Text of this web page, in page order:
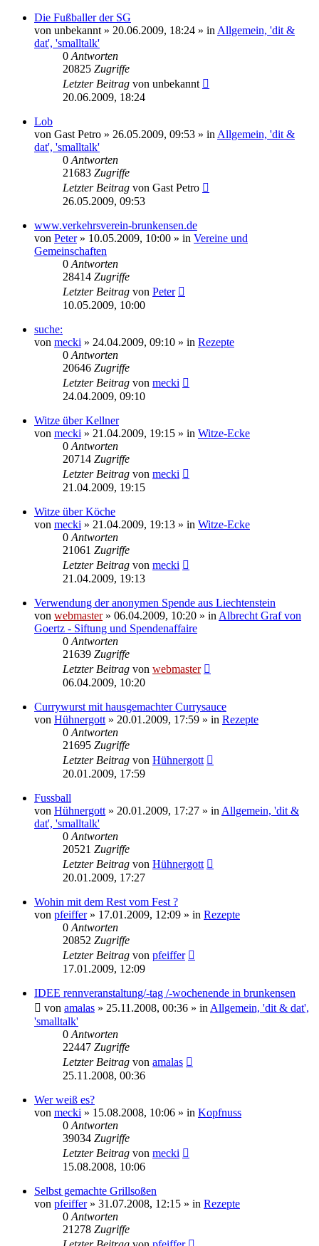
Die Fußballer der SG
von unbekannt » 20.06.2009, 18:24 » in Allgemein, 'dit &
dat', 'smalltalk'
0 Antworten
20825 Zugriffe
Letzter Beitrag von unbekannt
20.06.2009, 18:24
Lob
von Gast Petro » 26.05.2009, 09:53 » in Allgemein, 'dit &
dat', 'smalltalk'
0 Antworten
21683 Zugriffe
Letzter Beitrag von Gast Petro
26.05.2009, 09:53
www.verkehrsverein-brunkensen.de
von Peter» 10.05.2009, 10:00 » in Vereine und
Gemeinschaften
0 Antworten
28414 Zugriffe
Letzter Beitrag von Peter
10.05.2009, 10:00
suche:
von mecki » 24.04.2009, 09:10 » in Rezepte
0 Antworten
20646 Zugriffe
Letzter Beitrag von mecki
24.04.2009, 09:10
Witze über Kellner
von mecki » 21.04.2009, 19:15 » in Witze-Ecke
0 Antworten
20714 Zugriffe
Letzter Beitrag von mecki
21.04.2009, 19:15
Witze über Köche
von mecki » 21.04.2009, 19:13 » in Witze-Ecke
0 Antworten
21061 Zugriffe
Letzter Beitrag von mecki
21.04.2009, 19:13
Verwendung der anonymen Spende aus Liechtenstein
von webmaster» 06.04.2009, 10:20 » in Albrecht Graf von
Goertz - Siftung und Spendenaffaire
0 Antworten
21639 Zugriffe
Letzter Beitrag von webmaster
06.04.2009, 10:20
Currywurst mit hausgemachter Currysauce
von Hühnergott » 20.01.2009, 17:59 » in Rezepte
0 Antworten
21695 Zugriffe
Letzter Beitrag von Hühnergott
20.01.2009, 17:59
Fussball
von Hühnergott » 20.01.2009, 17:27 » in Allgemein, 'dit &
dat', 'smalltalk'
0 Antworten
20521 Zugriffe
Letzter Beitrag von Hühnergott
20.01.2009, 17:27
Wohin mit dem Rest vom Fest ?
von pfeiffer» 17.01.2009, 12:09 » in Rezepte
0 Antworten
20852 Zugriffe
Letzter Beitrag von pfeiffer
17.01.2009, 12:09
IDEE rennveranstaltung/-tag /-wochenende in brunkensen
von amalas » 25.11.2008, 00:36 » in Allgemein, 'dit & dat',
'smalltalk'
0 Antworten
22447 Zugriffe
Letzter Beitrag von amalas
25.11.2008, 00:36
Wer weiß es?
von mecki » 15.08.2008, 10:06 » in Kopfnuss
0 Antworten
39034 Zugriffe
Letzter Beitrag von mecki
15.08.2008, 10:06
Selbst gemachte Grillsoßen
von pfeiffer» 31.07.2008, 12:15 » in Rezepte
0 Antworten
21278 Zugriffe